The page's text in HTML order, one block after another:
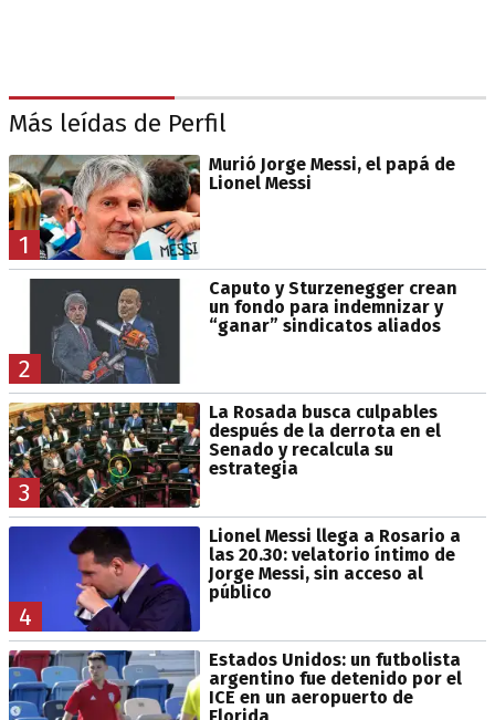
Más leídas de Perfil
1
Murió Jorge Messi, el papá de
Lionel Messi
2
Caputo y Sturzenegger crean
un fondo para indemnizar y
“ganar” sindicatos aliados
3
La Rosada busca culpables
después de la derrota en el
Senado y recalcula su
estrategia
4
Lionel Messi llega a Rosario a
las 20.30: velatorio íntimo de
Jorge Messi, sin acceso al
público
Estados Unidos: un futbolista
argentino fue detenido por el
ICE en un aeropuerto de
Florida